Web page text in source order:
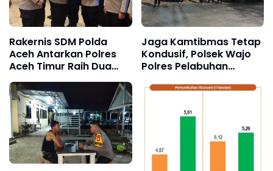
Rakernis SDM Polda
Aceh Antarkan Polres
Aceh Timur Raih Dua
Penghargaan
Jaga Kamtibmas Tetap
Kondusif, Polsek Wajo
Polres Pelabuhan
Patroli KRYD